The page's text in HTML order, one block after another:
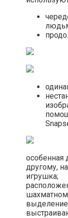
особенная
другому,
игрушка;